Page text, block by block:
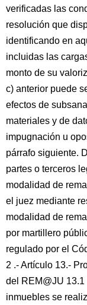
verificadas las
resolución que
identificando en
incluidas las
monto de su
c) anterior puede
efectos de
materiales y de
impugnación u
párrafo siguiente.
partes o terceros
modalidad de
el juez mediante
modalidad de
por martillero
regulado por el
2 .- Artículo 13.-
del REM@JU
inmuebles se